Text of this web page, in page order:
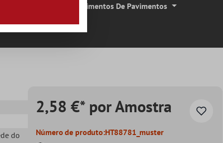
Revestimentos De Pavimentos
do
2,58 €* por Amostra
Número de produto:HT88781_muster